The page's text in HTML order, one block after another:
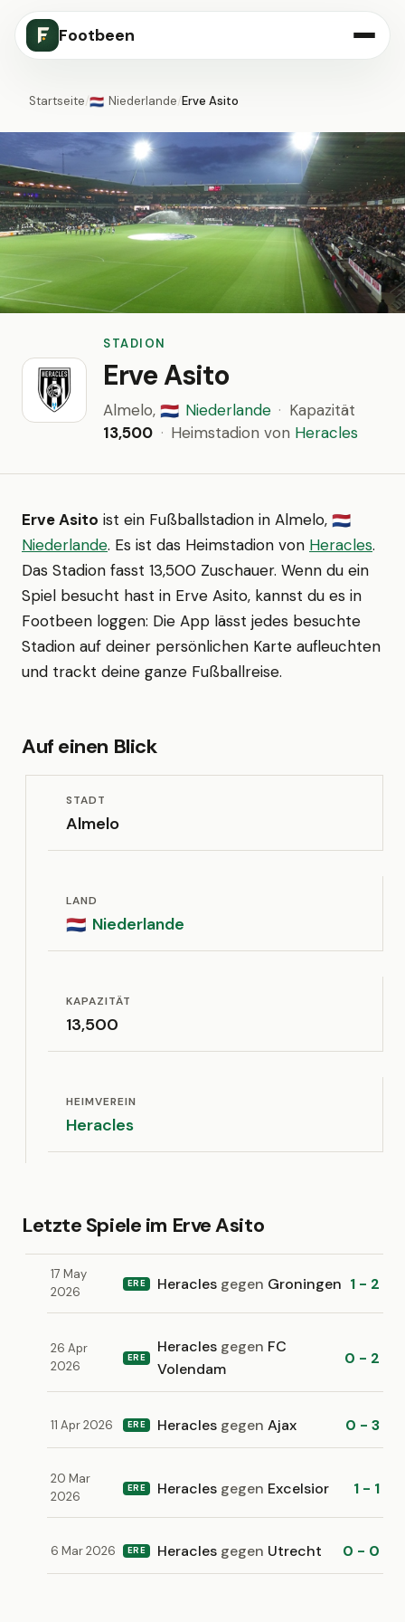
Footbeen
Startseite/🇳🇱 Niederlande/Erve Asito
STADION
Erve Asito
Almelo, 🇳🇱 Niederlande · Kapazität
13,500 · Heimstadion von Heracles
Erve Asito ist ein Fußballstadion in Almelo, 🇳🇱
Niederlande. Es ist das Heimstadion von Heracles.
Das Stadion fasst 13,500 Zuschauer. Wenn du ein
Spiel besucht hast in Erve Asito, kannst du es in
Footbeen loggen: Die App lässt jedes besuchte
Stadion auf deiner persönlichen Karte aufleuchten
und trackt deine ganze Fußballreise.
Auf einen Blick
STADT
Almelo
LAND
🇳🇱 Niederlande
KAPAZITÄT
13,500
HEIMVEREIN
Heracles
Letzte Spiele im Erve Asito
17 May
2026
ERE Heracles gegen Groningen 1 - 2
26 Apr
2026
ERE
Heracles gegen FC
Volendam
0 - 2
11 Apr 2026 ERE Heracles gegen Ajax 0 - 3
20 Mar
2026
ERE Heracles gegen Excelsior 1 - 1
6 Mar 2026 ERE Heracles gegen Utrecht 0 - 0